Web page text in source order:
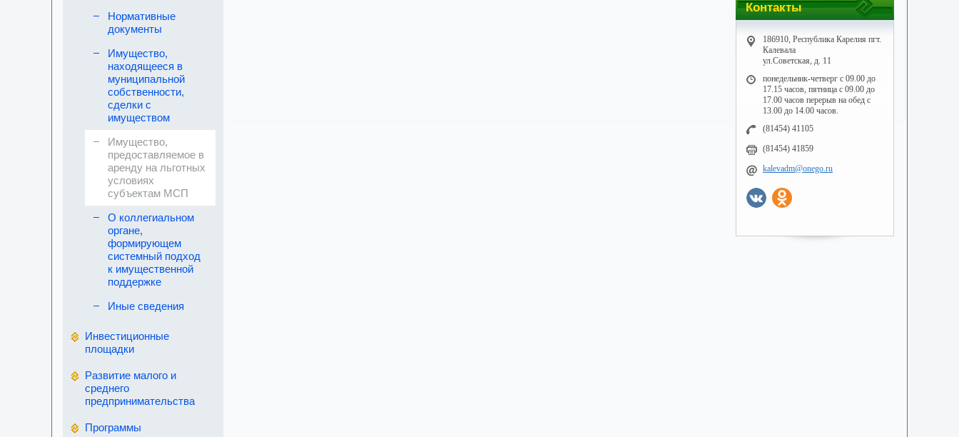
Нормативные
документы
Имущество,
находящееся в
муниципальной
собственности,
сделки с
имуществом
Имущество,
предоставляемое в
аренду на льготных
условиях
субъектам МСП
О коллегиальном
органе,
формирующем
системный подход
к имущественной
поддержке
Иные сведения
Инвестиционные
площадки
Развитие малого и
среднего
предпринимательства
Программы
Контакты
186910, Республика Карелия пгт.
Калевала
ул.Советская, д. 11
понедельник-четверг с 09.00 до
17.15 часов, пятница с 09.00 до
17.00 часов перерыв на обед с
13.00 до 14.00 часов.
(81454) 41105
(81454) 41859
kalevadm@onego.ru